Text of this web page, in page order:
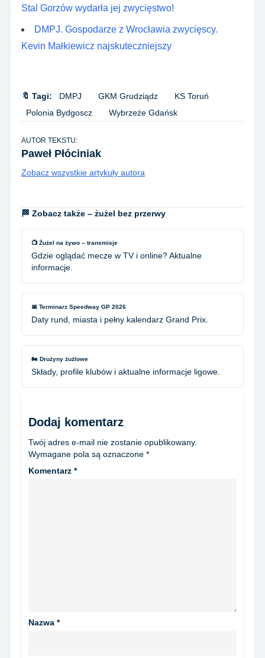
Stal Gorzów wydarła jej zwycięstwo!
DMPJ. Gospodarze z Wrocławia zwycięscy.
Kevin Małkiewicz najskuteczniejszy
🔖 Tagi: DMPJ GKM Grudziądz
KS Toruń
Polonia Bydgoscz
Wybrzeże Gdańsk
AUTOR TEKSTU:
Paweł Płóciniak
Zobacz wszystkie artykuły autora
🏁 Zobacz także – żużel bez przerwy
📺 Żużel na żywo – transmisje
Gdzie oglądać mecze w TV i online? Aktualne
informacje.
📅 Terminarz Speedway GP 2026
Daty rund, miasta i pełny kalendarz Grand Prix.
🏍️ Drużyny żużlowe
Składy, profile klubów i aktualne informacje ligowe.
Dodaj komentarz
Twój adres e-mail nie zostanie opublikowany.
Wymagane pola są oznaczone *
Komentarz *
Nazwa *